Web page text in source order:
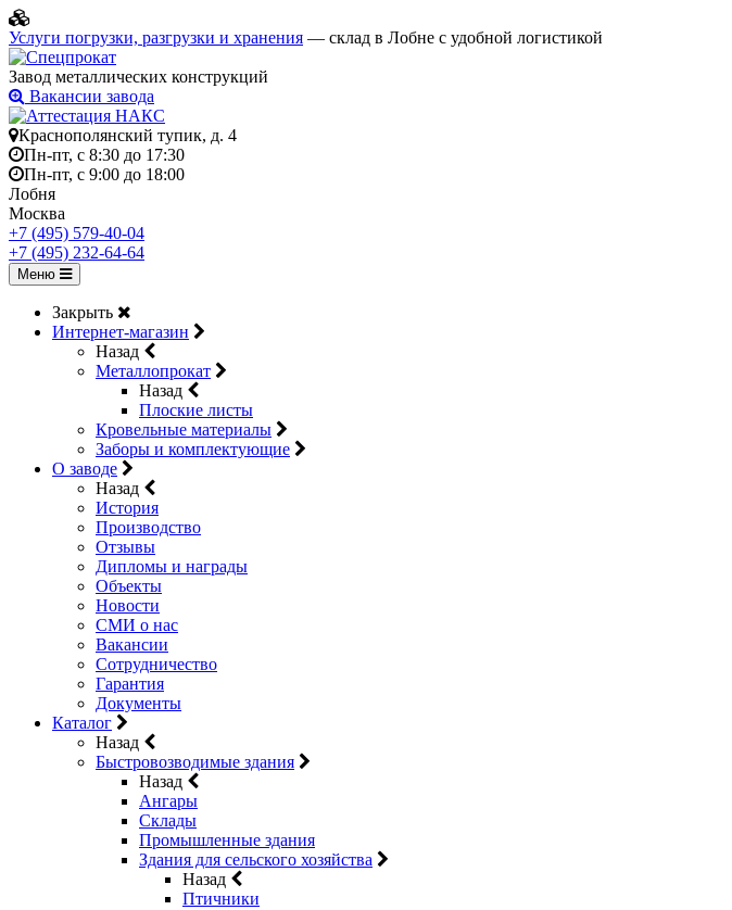
Услуги погрузки, разгрузки и хранения — склад в Лобне с удобной логистикой
Завод металлических конструкций
Вакансии завода
Краснополянский тупик, д. 4
Пн-пт, с 8:30 до 17:30
Пн-пт, с 9:00 до 18:00
Лобня
Москва
+7 (495) 579-40-04
+7 (495) 232-64-64
Меню
Закрыть
Интернет-магазин
Назад
Металлопрокат
Назад
Плоские листы
Кровельные материалы
Заборы и комплектующие
О заводе
Назад
История
Производство
Отзывы
Дипломы и награды
Объекты
Новости
СМИ о нас
Вакансии
Сотрудничество
Гарантия
Документы
Каталог
Назад
Быстровозводимые здания
Назад
Ангары
Склады
Промышленные здания
Здания для сельского хозяйства
Назад
Птичники